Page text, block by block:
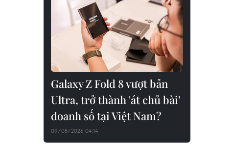
Galaxy Z Fold 8 vượt bản
Ultra, trở thành 'át chủ bài'
doanh số tại Việt Nam?
09/08/2026 04:14